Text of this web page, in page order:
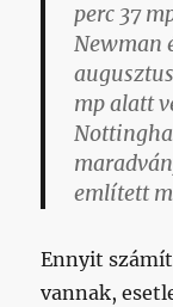
perc 37
Newman
mp alatt
említett
Ennyit
vannak,